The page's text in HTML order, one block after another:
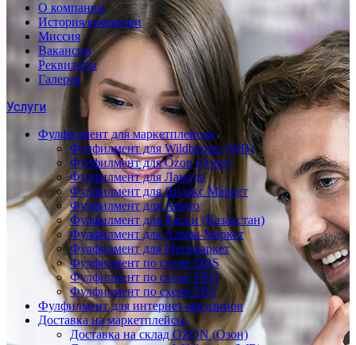
О компании
История компании
Миссия
Вакансии
Реквизиты
Галерея
Услуги
Фулфилмент для маркетплейсов
Фулфилмент для Wildberries (WB)
Фулфилмент для Ozon (Озон)
Фулфилмент для Ламода
Фулфилмент для Яндекс Маркет
Фулфилмент для Авито
Фулфилмент для Каспи (Казахстан)
Фулфилмент для Альфа-Маркет
Фулфилмент для Мегамаркет
Фулфилмент по схеме DBS
Фулфилмент по схеме FBO
Фулфилмент по схеме FBS
Фулфилмент для интернет-магазинов
Доставка на маркетплейсы
Доставка на склад OZON (Озон)